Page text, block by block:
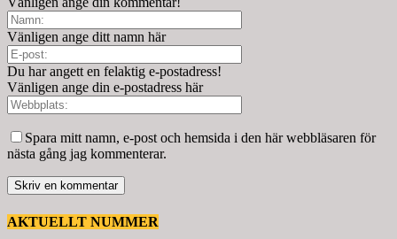
Vänligen ange ditt namn här
Du har angett en felaktig e-postadress!
Vänligen ange din e-postadress här
Spara mitt namn, e-post och hemsida i den här webbläsaren för
nästa gång jag kommenterar.
AKTUELLT NUMMER